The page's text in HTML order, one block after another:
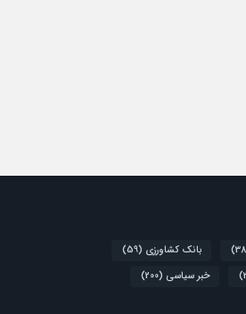
بانک کشاورزی (59)
خبر سیاسی (200)